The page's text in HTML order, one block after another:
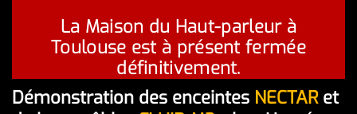
La Maison du Haut-parleur à
Toulouse est à présent fermée
définitivement.
Démonstration des enceintes NECTARet